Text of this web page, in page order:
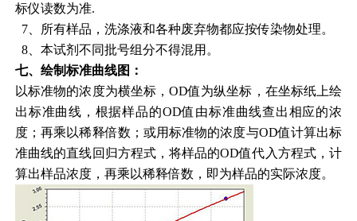
标仪读数为准.
7、所有样品，洗涤液和各种废弃物都应按传染物处理。
8、本试剂不同批号组分不得混用。
七、绘制标准曲线图：
以标准物的浓度为横坐标，OD值为纵坐标，在坐标纸上绘
出标准曲线，根据样品的OD值由标准曲线查出相应的浓
度；再乘以稀释倍数；或用标准物的浓度与OD值计算出标
准曲线的直线回归方程式，将样品的OD值代入方程式，计
算出样品浓度，再乘以稀释倍数，即为样品的实际浓度。